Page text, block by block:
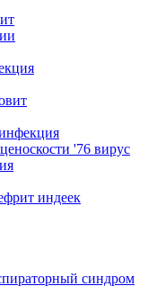
'76 вирус
индеек
синдром